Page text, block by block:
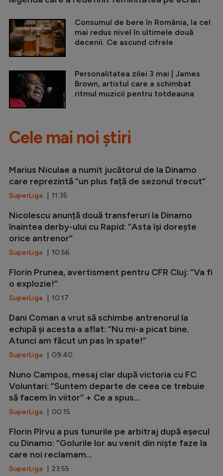
Consumul de bere în România, la cel
mai redus nivel în ultimele două
decenii. Ce ascund cifrele
Personalitatea zilei 3 mai | James
Brown, artistul care a schimbat
ritmul muzicii pentru totdeauna
Cele mai noi știri
Marius Niculae a numit jucătorul de la Dinamo
care reprezintă ”un plus față de sezonul trecut”
SuperLiga | 11:35
Nicolescu anunță două transferuri la Dinamo
înaintea derby-ului cu Rapid: ”Asta își dorește
orice antrenor”
SuperLiga | 10:56
Florin Prunea, avertisment pentru CFR Cluj: ”Va fi
o explozie!”
SuperLiga | 10:17
Dani Coman a vrut să schimbe antrenorul la
echipă și acesta a aflat: ”Nu mi-a picat bine.
Atunci am făcut un pas în spate!”
SuperLiga | 09:40
Nuno Campos, mesaj clar după victoria cu FC
Voluntari: ”Suntem departe de ceea ce trebuie
să facem în viitor” + Ce a spus...
SuperLiga | 00:15
Florin Pîrvu a pus tunurile pe arbitraj după eșecul
cu Dinamo: ”Golurile lor au venit din niște faze la
care noi reclamam...
SuperLiga | 23:55